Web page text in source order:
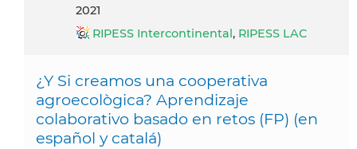
2021
RIPESS Intercontinental, RIPESS LAC
¿Y Si creamos una cooperativa
agroecològica? Aprendizaje
colaborativo basado en retos (FP) (en
español y catalá)